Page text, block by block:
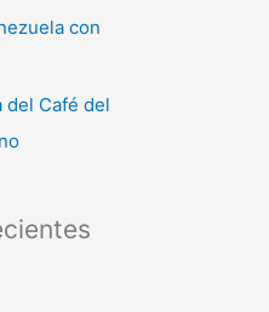
con
del Café del